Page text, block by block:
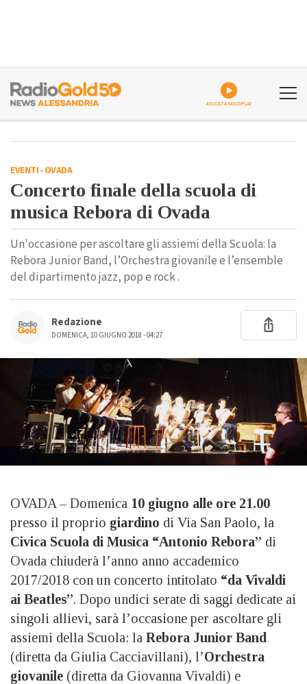
ASCOLTA GOLDPLAY
EVENTI-OVADA
Concerto finale della scuola di
musica Rebora di Ovada
Un'occasione per ascoltare gli assiemi della Scuola: la
Rebora Junior Band, l’Orchestra giovanile e l’ensemble
del dipartimento jazz, pop e rock .
Redazione
DOMENICA, 10 GIUGNO 2018 - 04:27
OVADA – Domenica 10 giugno alle ore 21.00
presso il proprio giardino di Via San Paolo, la
Civica Scuola di Musica “Antonio Rebora” di
Ovada chiuderà l’anno anno accademico
2017/2018 con un concerto intitolato “da Vivaldi
ai Beatles”. Dopo undici serate di saggi dedicate ai
singoli allievi, sarà l’occasione per ascoltare gli
assiemi della Scuola: la Rebora Junior Band
(diretta da Giulia Cacciavillani), l’Orchestra
giovanile (diretta da Giovanna Vivaldi) e